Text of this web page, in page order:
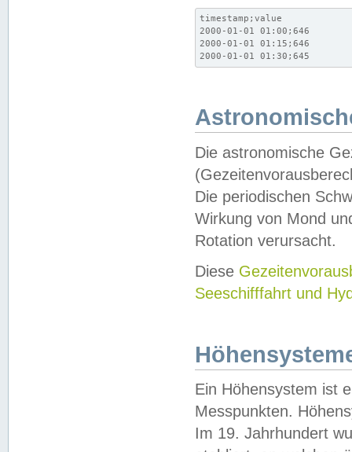
timestamp;value
2000-01-01 01:00;646
2000-01-01 01:15;646
2000-01-01 01:30;645
Die astronomische
Die periodischen
Wirkung von Mond
Rotation verursacht.
Diese
Seeschifffahrt und
Ein Höhensystem ist
Messpunkten.
Im 19. Jahrhundert